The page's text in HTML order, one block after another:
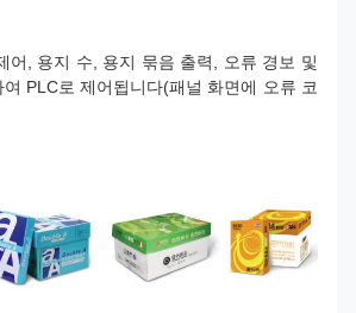
어, 용지 수, 용지 묶음 출력, 오류 경보 및
PLC로 제어됩니다(패널 화면에 오류 코